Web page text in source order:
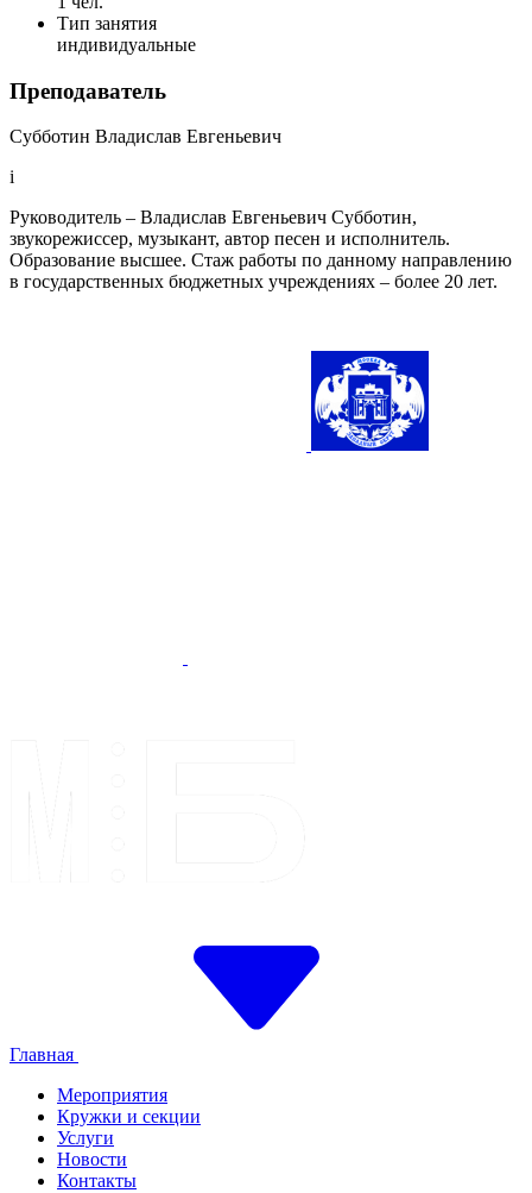
Тип занятия
индивидуальные
Преподаватель
Субботин Владислав Евгеньевич
i
Руководитель – Владислав Евгеньевич Субботин,
звукорежиссер, музыкант, автор песен и исполнитель.
Образование высшее. Стаж работы по данному направлению
в государственных бюджетных учреждениях – более 20 лет.
Главная
Мероприятия
Кружки и секции
Услуги
Новости
Контакты